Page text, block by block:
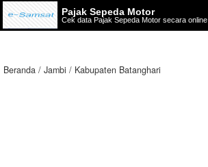
Pajak Sepeda Motor
Cek data Pajak Sepeda Motor secara online
Beranda Jambi Kabupaten Batanghari